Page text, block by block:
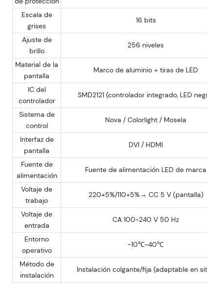
Escala de
grises
16 bits
Ajuste de
brillo
256 niveles
Material de la
pantalla
Marco de aluminio + tiras de LED
IC del
controlador
SMD2121 (controlador integrado, LED negro)
Sistema de
control
Nova / Colorlight / Mosela
Interfaz de
pantalla
DVI / HDMI
Fuente de
alimentación
Fuente de alimentación LED de marca
Voltaje de
trabajo
220+5%/110+5%→ CC 5 V (pantalla)
Voltaje de
entrada
CA 100~240 V 50 Hz
Entorno
operativo
-10℃~40℃
Método de
instalación
Instalación colgante/fija (adaptable en sitio)